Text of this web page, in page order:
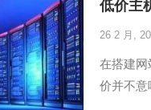
低价主
26 2 月,
在搭建网
价并不